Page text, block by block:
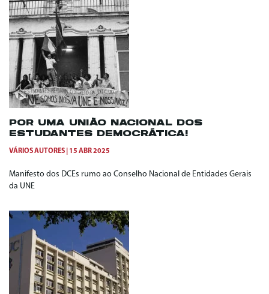
POR UMA UNIÃO NACIONAL DOS
ESTUDANTES DEMOCRÁTICA!
VÁRIOS AUTORES 15 ABR 2025
Manifesto dos DCEs rumo ao Conselho Nacional de Entidades Gerais
da UNE